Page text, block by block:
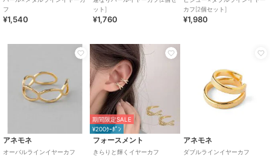
フ
¥1,540
ット]
¥1,760
カフ[2個セット]
¥1,980
アネモネ
オーバルラインイヤーカフ
期間限定SALE
¥200ｸｰﾎﾟﾝ
フォースメント
きらりと輝くイヤーカフ
アネモネ
ダブルラインイヤーカフ